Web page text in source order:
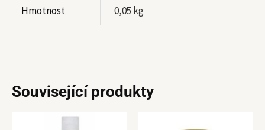
Hmotnost 0,05 kg
Související produkty